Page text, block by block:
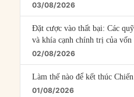
03/08/2026
Đặt cược vào thất bại: Các
và khía cạnh chính trị của
02/08/2026
Làm thế nào để kết thúc
01/08/2026